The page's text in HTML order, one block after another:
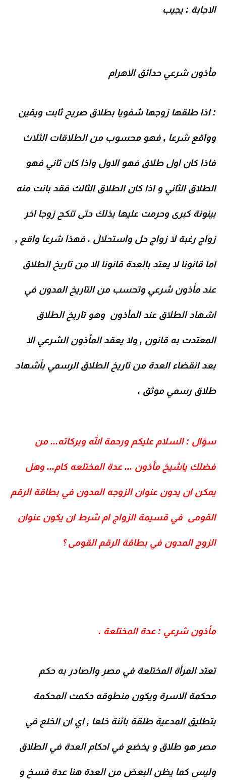
الاجابة : يجيب
مأذون شرعي حدائق الاهرام
: اذا طلقها زوجها شفويا بطلاق صريح ثابت ويقين
وواقع شرعا , فهو محسوب من الطلاقات الثلاث
فاذا كان اول طلاق فهو الاول واذا كان ثاني فهو
الطلاق الثاني و اذا كان الطلاق الثالث فقد بانت منه
بينونة كبرى وحرمت عليها بذلك حتى تنكح زوجا اخر
زواج رغبة لا زواج حل واستحلال . فهذا شرعا واقع ,
اما قانونا لا يعتد بالعدة قانونا الا من تاريخ الطلاق
عند مأذون شرعي وتحسب من التاريخ المدون في
اشهاد الطلاق عند المأذون وهو تاريخ الطلاق
المعتدت به قانون , ولا يعقد المأذون الشرعي الا
بعد انقضاء العدة من تاريخ الطلاق الرسمي بأشهاد
طلاق رسمي موثق .
سؤال : السلام عليكم ورحمة الله وبركاته... من
فضلك ياشيخ مأذون ... عدة المختلعه كام... وهل
يمكن ان يدون عنوان الزوجه المدون في بطاقة الرقم
القومى في قسيمة الزواج ام شرط ان يكون عنوان
الزوج المدون في بطاقة الرقم القومى ؟
مأذون شرعي : عدة المختلعة .
تعتد المرأة المختلعة في مصر والصادر به حكم
محكمة الاسرة ويكون منطوقه حكمت المحكمة
بتطليق المدعية طلقة بائنة خلعا , اي ان الخلع في
مصر هو طلاق و يخضع في احكام العدة في الطلاق
وليس كما يظن البعض من العدة هنا عدة فسخ و